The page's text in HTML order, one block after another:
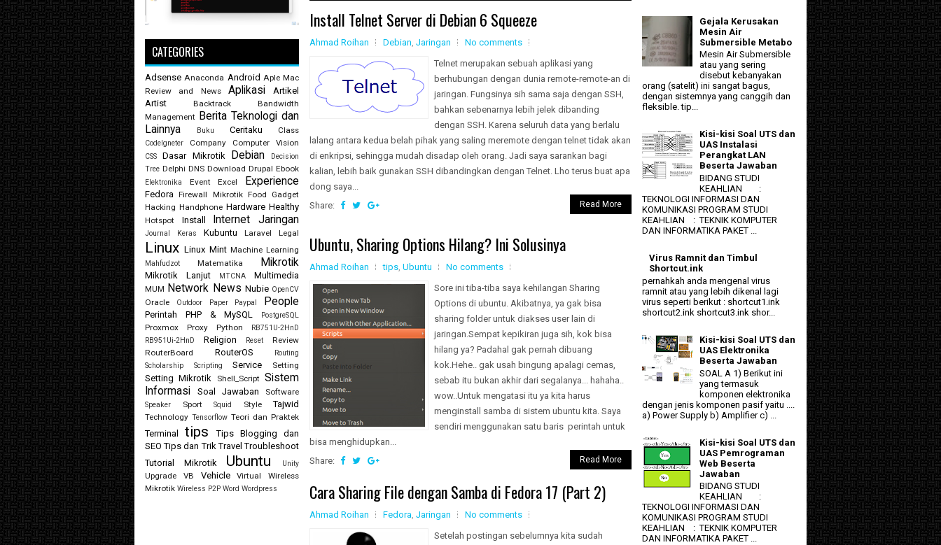
Install Telnet Server di Debian 6 Squeeze
Ahmad Roihan Debian, Jaringan
No comments
Telnet merupakan sebuah aplikasi yang
berhubungan dengan dunia remote-remote-an di
jaringan. Fungsinya sih sama saja dengan SSH,
bahkan sebenarnya lebih jelek dibanding
dengan SSH. Karena seluruh data yang berlalu
lalang antara kedua belah pihak yang saling meremote dengan telnet tidak akan
di enkripsi, sehingga mudah disadap oleh orang. Jadi saya sarankan bagi
kalian, lebih baik gunakan SSH dibandingkan dengan Telnet. Lho terus buat apa
dong saya...
Share:
Read More
Ubuntu, Sharing Options Hilang? Ini Solusinya
Ahmad Roihan tips, Ubuntu
No comments
Sore ini tiba-tiba saya kehilangan Sharing
Options di ubuntu. Akibatnya, ya gak bisa
sharing folder untuk diakses user lain di
jaringan.Sempat kepikiran juga sih, kok bisa
hilang ya? Padahal gak pernah dibuang
kok.Hehe.. gak usah bingung apalagi cemas,
sebab itu bukan akhir dari segalanya... hahaha..
wow..Untuk mengatasi itu ya kita harus
menginstall samba di sistem ubuntu kita. Saya
sendiri menggunakan satu baris perintah untuk
bisa menghidupkan...
Share:
Read More
Cara Sharing File dengan Samba di Fedora 17 (Part 2)
Ahmad Roihan Fedora, Jaringan
No comments
Setelah postingan sebelumnya kita sudah
CATEGORIES
Adsense Anaconda Android Aple Mac
Review and News
Aplikasi
Artikel
Artist
Backtrack
Bandwidth
Management
Berita Teknologi dan
Lainnya
Buku Ceritaku Class
CodeIgneter Company Computer Vision
CSS Dasar Mikrotik Debian
Decision
Tree Delphi DNS Download Drupal Ebook
Elektronika Event Excel Experience
Fedora Firewall Mikrotik Food
Gadget
Hacking Handphone Hardware Healthy
Hotspot Install Internet Jaringan
Journal Keras Kubuntu Laravel Legal
Linux Linux Mint Machine Learning
Mahfudzot Matematika Mikrotik
Mikrotik Lanjut MTCNA Multimedia
MUM Network News Nubie OpenCV
Oracle Outdoor Paper Paypal People
Perintah PHP & MySQL PostgreSQL
Proxmox Proxy Python
RB751U-2HnD
RB951Ui-2HnD
Religion Reset
Review
RouterBoard
RouterOS
Routing
Scholarship
Scripting Service Setting
Setting Mikrotik Shell_Script Sistem
Informasi
Soal Jawaban Software
Speaker Sport Squid Style Tajwid
Technology Tensorflow Teori dan Praktek
Terminal tips
Tips Blogging dan
SEO Tips dan Trik Travel Troubleshoot
Tutorial Mikrotik
Ubuntu Unity
Upgrade VB Vehicle Virtual
Wireless
Mikrotik Wireless P2P Word Wordpress
Gejala Kerusakan
Mesin Air
Submersible Metabo
Mesin Air Submersible
atau yang sering
disebut kebanyakan
orang (satelit) ini sangat bagus,
dengan sistemnya yang canggih dan
fleksible. tip...
Kisi-kisi Soal UTS dan
UAS Instalasi
Perangkat LAN
Beserta Jawaban
BIDANG STUDI
KEAHLIAN :
TEKNOLOGI INFORMASI DAN
KOMUNIKASI PROGRAM STUDI
KEAHLIAN : TEKNIK KOMPUTER
DAN INFORMATIKA PAKET ...
Virus Ramnit dan Timbul
Shortcut.ink
pernahkah anda mengenal virus
ramnit atau yang lebih dikenal lagi
virus seperti berikut : shortcut1.ink
shortcut2.ink shortcut3.ink shor...
Kisi-kisi Soal UTS dan
UAS Elektronika
Beserta Jawaban
SOAL A 1) Berikut ini
yang termasuk
komponen elektronika
dengan jenis komponen pasif yaitu ....
a) Power Supply b) Amplifier c) ...
Kisi-kisi Soal UTS dan
UAS Pemrograman
Web Beserta
Jawaban
BIDANG STUDI
KEAHLIAN :
TEKNOLOGI INFORMASI DAN
KOMUNIKASI PROGRAM STUDI
KEAHLIAN : TEKNIK KOMPUTER
DAN INFORMATIKA PAKET ...